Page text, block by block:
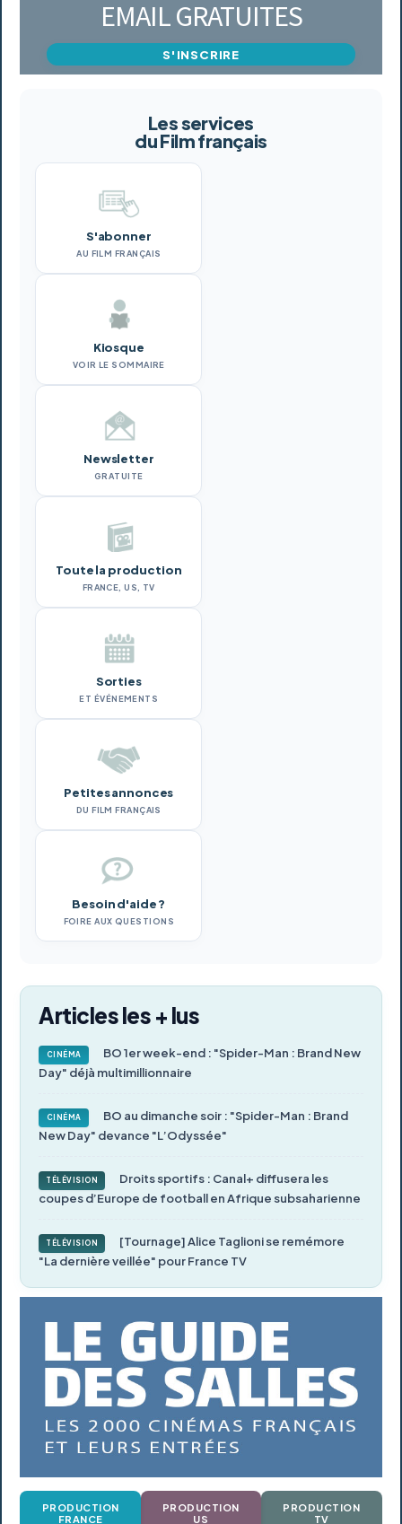
EMAIL GRATUITES
S'INSCRIRE
Les services
du Film français
S'abonner
AU FILM FRANÇAIS
Kiosque
VOIR LE SOMMAIRE
Newsletter
GRATUITE
Toute la production
FRANCE, US, TV
Sorties
ET ÉVÉNEMENTS
Petites annonces
DU FILM FRANÇAIS
Besoin d'aide ?
FOIRE AUX QUESTIONS
Articles les + lus
CINÉMA
BO 1er week-end : "Spider-Man : Brand New
Day" déjà multimillionnaire
CINÉMA
BO au dimanche soir : "Spider-Man : Brand
New Day" devance "L’Odyssée"
TÉLÉVISION
Droits sportifs : Canal+ diffusera les
coupes d’Europe de football en Afrique subsaharienne
TÉLÉVISION
[Tournage] Alice Taglioni se remémore
"La dernière veillée" pour France TV
PRODUCTION
FRANCE
PRODUCTION
US
PRODUCTION
TV